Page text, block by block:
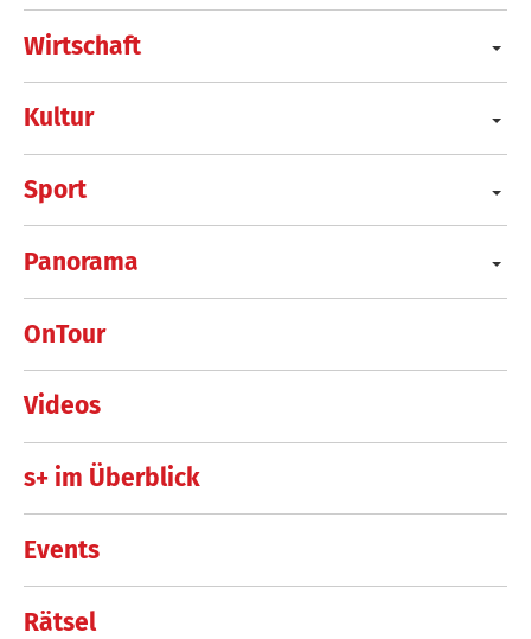
Wirtschaft
Kultur
Sport
Panorama
OnTour
Videos
s+ im Überblick
Events
Rätsel